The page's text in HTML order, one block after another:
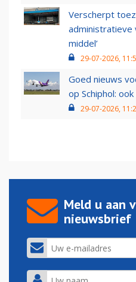
Verscherpt
administratieve
middel’
29-07-2026,
Goed nieuws
op Schiphol:
29-07-2026,
Meld u aan
nieuwsbrief